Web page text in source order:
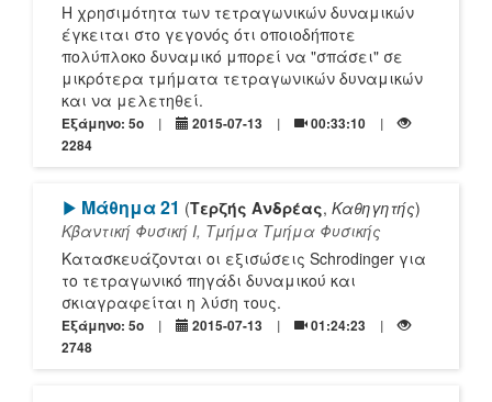
Η χρησιμότητα των τετραγωνικών δυναμικών
έγκειται στο γεγονός ότι οποιοδήποτε
πολύπλοκο δυναμικό μπορεί να "σπάσει" σε
μικρότερα τμήματα τετραγωνικών δυναμικών
και να μελετηθεί.
Εξάμηνο: 5o 2015-07-13
00:33:10
2284
[Play]
Μάθημα 21 (Τερζής Ανδρέας, Καθηγητής)
Κβαντική Φυσική Ι, Τμήμα Τμήμα Φυσικής
Κατασκευάζονται οι εξισώσεις Schrodinger για
το τετραγωνικό πηγάδι δυναμικού και
σκιαγραφείται η λύση τους.
Εξάμηνο: 5o 2015-07-13
01:24:23
2748